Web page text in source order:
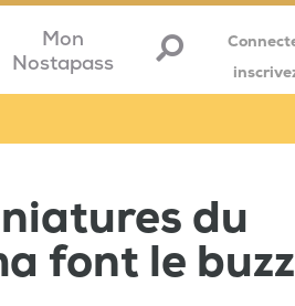
Mon
Nostapass
du
font le buzz